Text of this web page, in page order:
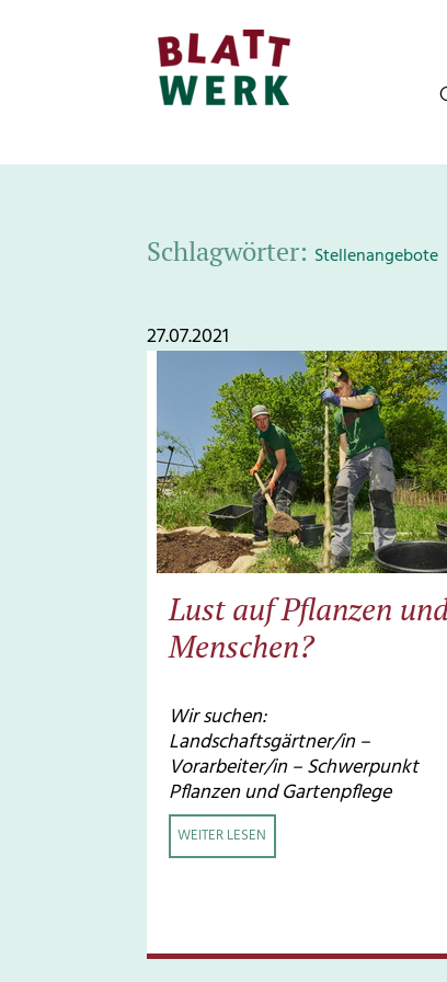
Schlagwörter: Stellenangebote
27.07.2021
Lust auf Pflanzen
Menschen?
Wir suchen:
Landschaftsgärtner/in –
Vorarbeiter/in – Schwerpunkt
Pflanzen und Gartenpflege
WEITER LESEN